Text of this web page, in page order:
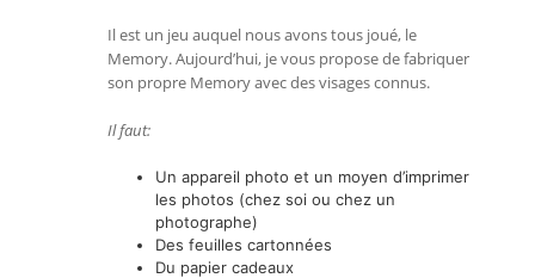
Il est un jeu auquel nous avons tous joué, le
Memory. Aujourd’hui, je vous propose de fabriquer
son propre Memory avec des visages connus.
Il faut:
Un appareil photo et un moyen d’imprimer
les photos (chez soi ou chez un
photographe)
Des feuilles cartonnées
Du papier cadeaux